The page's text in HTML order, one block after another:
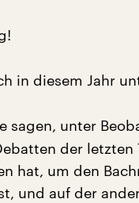
in diesem Jahr
sagen, unter
der letzten
hat, um den
und auf der